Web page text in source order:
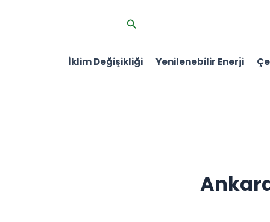
Arama
İklim Değişikliği Yenilenebilir Enerji